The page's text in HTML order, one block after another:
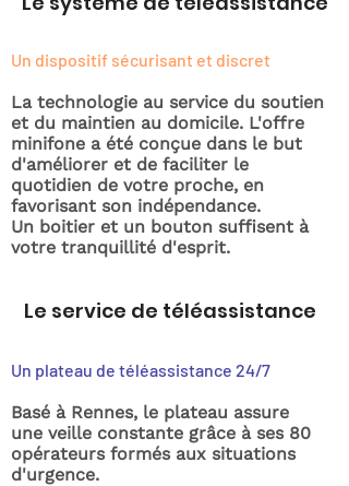
Un dispositif sécurisant et discret
La technologie au service du soutien
et du maintien au domicile. L'offre
minifone a été conçue dans le but
d'améliorer et de faciliter le
quotidien de votre proche, en
favorisant son indépendance.
Un boitier et un bouton suffisent à
votre tranquillité d'esprit.
Le service de téléassistance
Un plateau de téléassistance 24/7
Basé à Rennes, le plateau assure
une veille constante grâce à ses 80
opérateurs formés aux situations
d'urgence.